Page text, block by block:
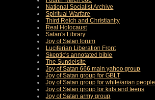
National Socialist Archive
Spiritual Warfare
Third Reich and Christianity
Real Holocaust
Satan's Library
Joy of Satan forum
Luciferian Liberation Front
Skeptic's annotated bible
The Sundelsite
Joy of Satan 666 main yahoo group
Joy of Satan group for GBLT
Joy of Satan group for white/arian people
Joy of Satan group for kids and teens
Joy of Satan army group